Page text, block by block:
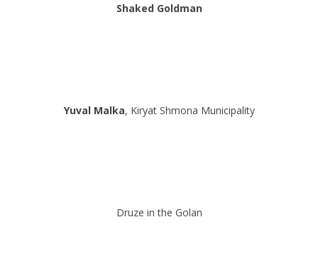
Shaked Goldman
Yuval Malka, Kiryat Shmona Municipality
Druze in the Golan